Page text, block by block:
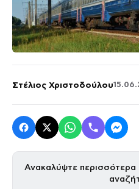
Στέλιος Χριστοδούλου
Ανακαλύψτε